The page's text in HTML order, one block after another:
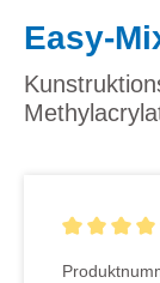
Easy-